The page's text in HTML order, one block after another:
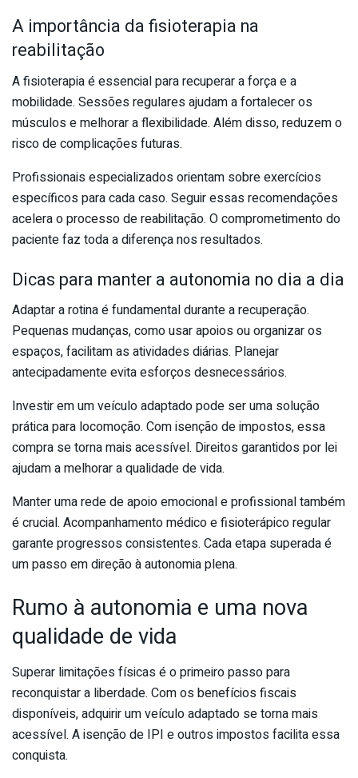
A importância da fisioterapia na
reabilitação
A fisioterapia é essencial para recuperar a força e a
mobilidade. Sessões regulares ajudam a fortalecer os
músculos e melhorar a flexibilidade. Além disso, reduzem o
risco de complicações futuras.
Profissionais especializados orientam sobre exercícios
específicos para cada caso. Seguir essas recomendações
acelera o processo de reabilitação. O comprometimento do
paciente faz toda a diferença nos resultados.
Dicas para manter a autonomia no dia a dia
Adaptar a rotina é fundamental durante a recuperação.
Pequenas mudanças, como usar apoios ou organizar os
espaços, facilitam as atividades diárias. Planejar
antecipadamente evita esforços desnecessários.
Investir em um veículo adaptado pode ser uma solução
prática para locomoção. Com isenção de impostos, essa
compra se torna mais acessível. Direitos garantidos por lei
ajudam a melhorar a qualidade de vida.
Manter uma rede de apoio emocional e profissional também
é crucial. Acompanhamento médico e fisioterápico regular
garante progressos consistentes. Cada etapa superada é
um passo em direção à autonomia plena.
Rumo à autonomia e uma nova
qualidade de vida
Superar limitações físicas é o primeiro passo para
reconquistar a liberdade. Com os benefícios fiscais
disponíveis, adquirir um veículo adaptado se torna mais
acessível. A isenção de IPI e outros impostos facilita essa
conquista.